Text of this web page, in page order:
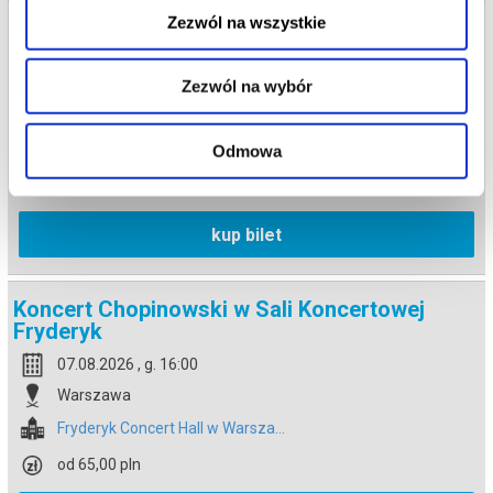
Zezwól na wszystkie
Zezwól na wybór
Odmowa
Koncert Chopinowski w Sali Koncertowej
Fryderyk
07.08.2026 , g. 14:30
Warszawa
Fryderyk Concert Hall w Warsza...
od 65,00 pln
kup bilet
Koncert Chopinowski w Sali Koncertowej
Fryderyk
07.08.2026 , g. 16:00
Warszawa
Fryderyk Concert Hall w Warsza...
od 65,00 pln